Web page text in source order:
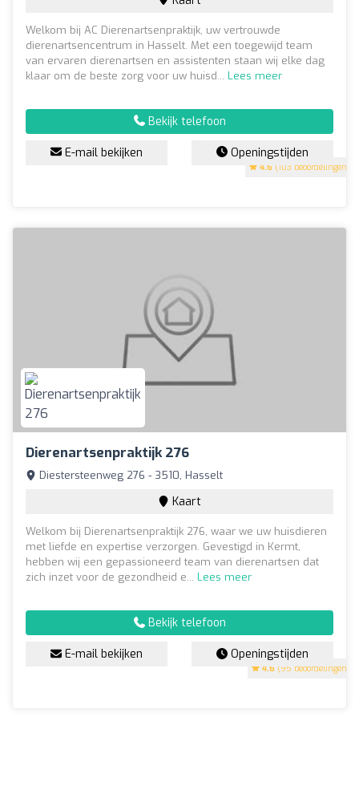
4.6 (103 beoordelingen)
Welkom bij AC Dierenartsenpraktijk, uw vertrouwde
dierenartsencentrum in Hasselt. Met een toegewijd team
van ervaren dierenartsen en assistenten staan wij elke dag
klaar om de beste zorg voor uw huisd... Lees meer
Bekijk telefoon
E-mail bekijken Openingstijden
Dierenartsenpraktijk 276
4.6 (95 beoordelingen)
Diestersteenweg 276 - 3510, Hasselt
Kaart
Welkom bij Dierenartsenpraktijk 276, waar we uw huisdieren
met liefde en expertise verzorgen. Gevestigd in Kermt,
hebben wij een gepassioneerd team van dierenartsen dat
zich inzet voor de gezondheid e... Lees meer
Bekijk telefoon
E-mail bekijken Openingstijden